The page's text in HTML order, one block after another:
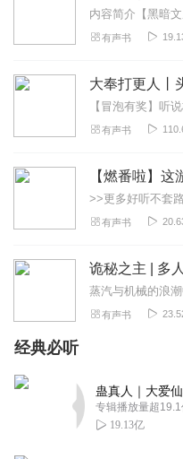
很好听 书写得好 读得
2022-06-25
泩洳嗄埖Summer
好好听，没白花钱！
2019-11-12
第十集有问题，只有1
2020-02-27
唯一的缺点是人物说
说话声有时候会听不见
回复
有声书
有声书
有声书
有声书
经典必听
专辑播放量超
19.13亿